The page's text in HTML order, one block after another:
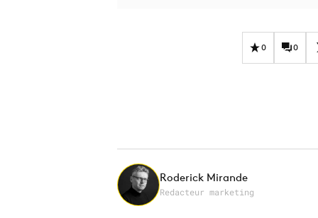
0 0
Roderick Mirande
Redacteur marketing